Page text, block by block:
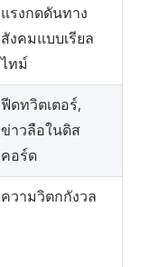
แรงกดดันทาง
สังคมแบบเรียล
ไทม์
ฟีดทวิตเตอร์,
ข่าวลือในดิส
คอร์ด
ความวิตกกังวล